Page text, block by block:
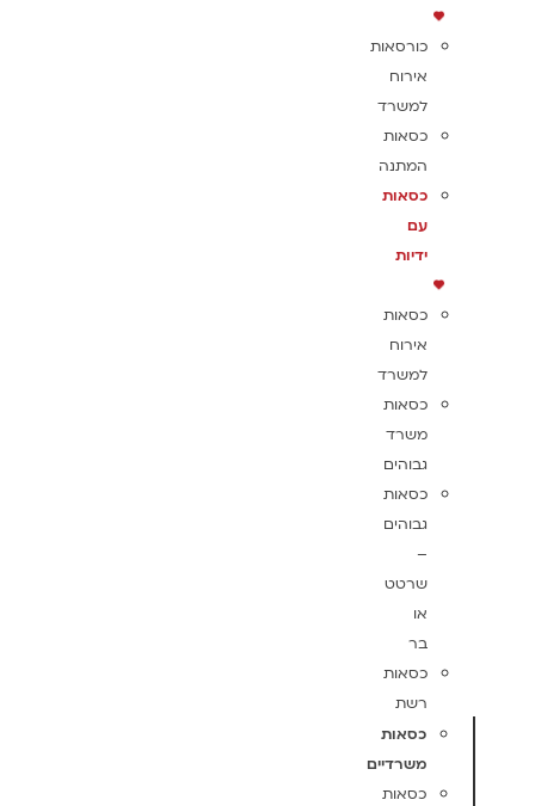
כורסאות
אירוח
למשרד
כסאות
המתנה
כסאות
עם
ידיות
כסאות
אירוח
למשרד
כסאות
משרד
גבוהים
כסאות
גבוהים
–
שרטט
או
בר
כסאות
רשת
כסאות
משרדיים
כסאות